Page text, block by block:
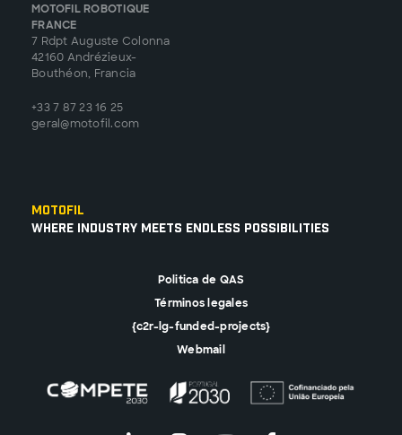
MOTOFIL ROBOTIQUE
FRANCE
7 Rdpt Auguste Colonna
42160 Andrézieux-
Bouthéon, Francia
+33 7 87 23 16 25
geral@motofil.com
Motofil
Where Industry Meets Endless Possibilities
Politica de QAS
Términos legales
{c2r-lg-funded-projects}
Webmail